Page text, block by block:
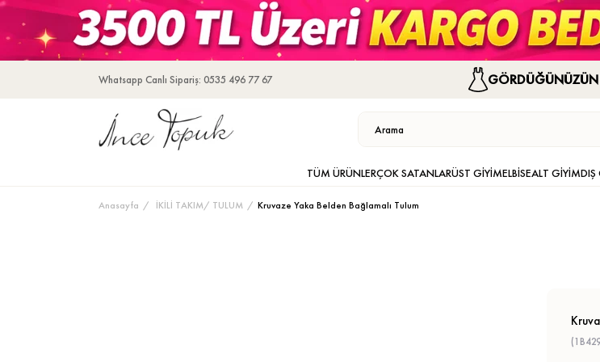
Whatsapp Canlı Sipariş: 0535 496 77 67
TÜM ÜRÜNLERÇOK SATANLARÜST GİYİMELBİSEALT GİYİMDIŞ
Anasayfa İKİLİ TAKIM/ TULUM Kruvaze Yaka Belden Bağlamalı Tulum